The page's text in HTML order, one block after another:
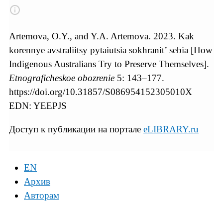
Artemova, O.Y., and Y.A. Artemova. 2023. Kak
korennye avstraliitsy pytaiutsia sokhranit’ sebia [How
Indigenous Australians Try to Preserve Themselves].
Etnograficheskoe obozrenie 5: 143–177.
https://doi.org/10.31857/S086954152305010X
EDN: YEEPJS
Доступ к публикации на портале eLIBRARY.ru
EN
Архив
Авторам